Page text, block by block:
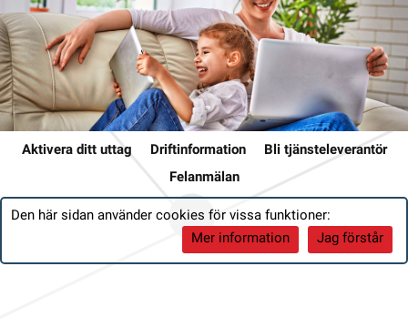
Aktivera ditt uttag Driftinformation
Bli tjänsteleverantör
Felanmälan
Den här sidan använder cookies för vissa funktioner:
Jag förstår
Mer information